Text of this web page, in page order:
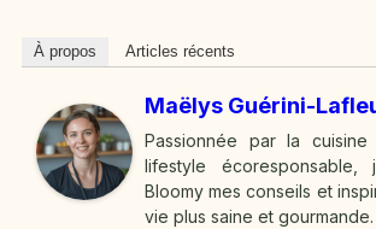
À propos Articles récents
Maëlys Guérini-
Passionnée par la
lifestyle
Bloomy mes conseils et
vie plus saine et gourmande.